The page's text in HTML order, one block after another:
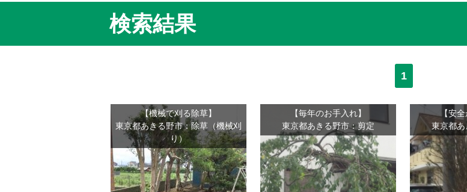
検索結果
1
【機械で刈る除草】
東京都あきる野市：除草（機械刈
り）
【毎年のお手入れ】
東京都あきる野市：剪定
【安
東京都